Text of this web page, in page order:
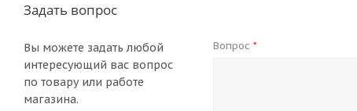
Задать вопрос
Вы можете задать любой
интересующий вас вопрос
по товару или работе
магазина.
Вопрос*